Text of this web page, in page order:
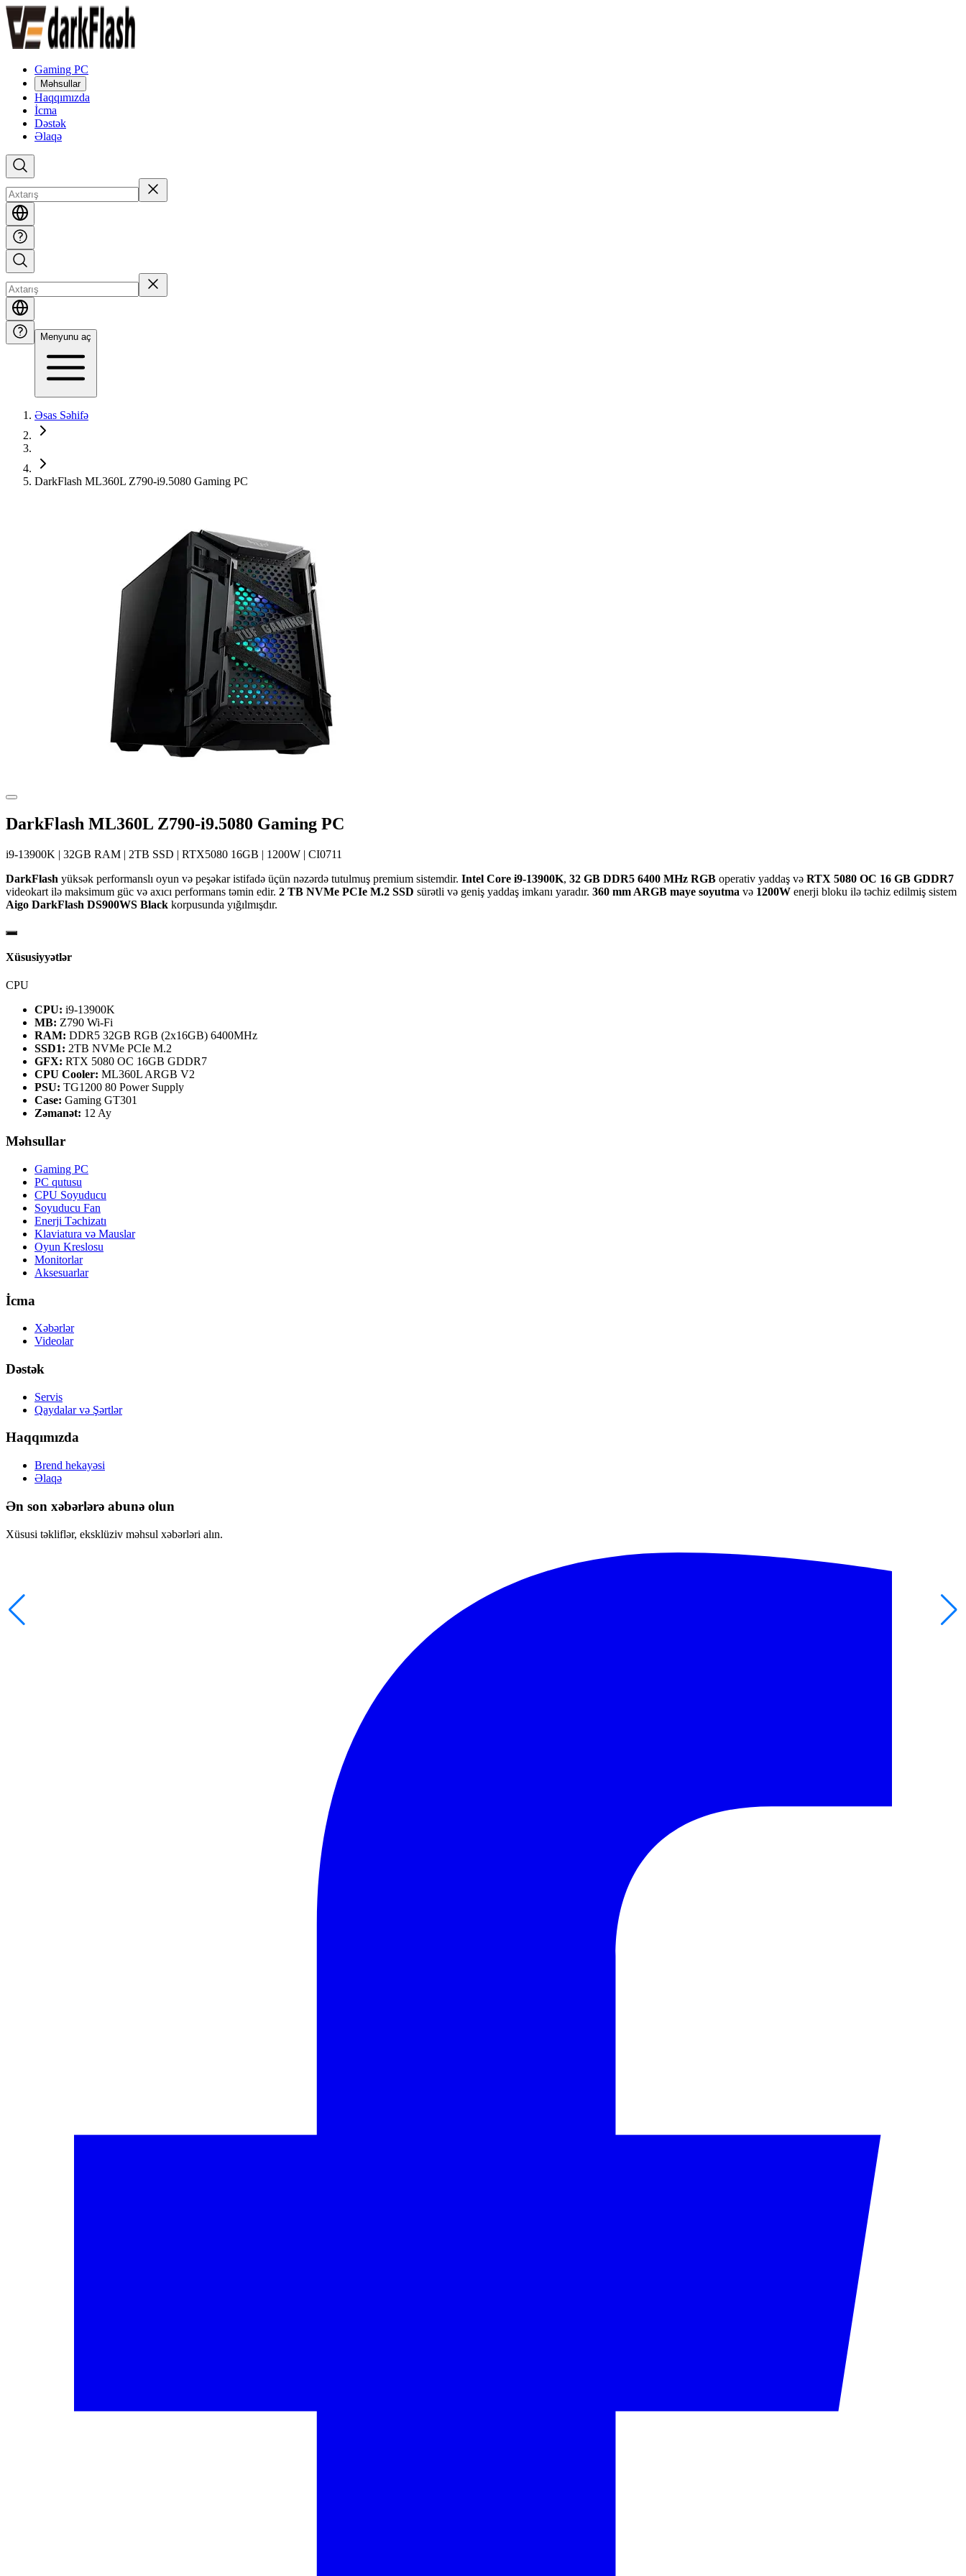
Gaming PC
Məhsullar
Haqqımızda
İcma
Dəstək
Əlaqə
Menyunu aç
Əsas Səhifə
DarkFlash ML360L Z790-i9.5080 Gaming PC
DarkFlash ML360L Z790-i9.5080 Gaming PC
i9-13900K | 32GB RAM | 2TB SSD | RTX5080 16GB | 1200W | CI0711
DarkFlash yüksək performanslı oyun və peşəkar istifadə üçün nəzərdə tutulmuş premium sistemdir. Intel Core i9-13900K, 32 GB DDR5 6400 MHz RGB operativ yaddaş və RTX 5080 OC 16 GB GDDR7
videokart ilə maksimum güc və axıcı performans təmin edir. 2 TB NVMe PCIe M.2 SSD sürətli və geniş yaddaş imkanı yaradır. 360 mm ARGB maye soyutma və 1200W enerji bloku ilə təchiz edilmiş sistem
Aigo DarkFlash DS900WS Black korpusunda yığılmışdır.
Xüsusiyyətlər
CPU
CPU: i9-13900K
MB: Z790 Wi-Fi
RAM: DDR5 32GB RGB (2x16GB) 6400MHz
SSD1: 2TB NVMe PCIe M.2
GFX: RTX 5080 OC 16GB GDDR7
CPU Cooler: ML360L ARGB V2
PSU: TG1200 80 Power Supply
Case: Gaming GT301
Zəmanət: 12 Ay
Məhsullar
Gaming PC
PC qutusu
CPU Soyuducu
Soyuducu Fan
Enerji Təchizatı
Klaviatura və Mauslar
Oyun Kreslosu
Monitorlar
Aksesuarlar
İcma
Xəbərlər
Videolar
Dəstək
Servis
Qaydalar və Şərtlər
Haqqımızda
Brend hekayəsi
Əlaqə
Ən son xəbərlərə abunə olun
Xüsusi təkliflər, eksklüziv məhsul xəbərləri alın.